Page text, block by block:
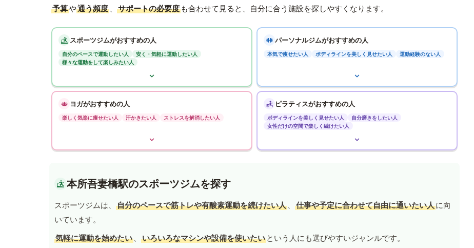
予算や通う頻度 、 サポートの必要度 も合わせて見ると、自分に合う施設を探しやすくなります。
スポーツジムがおすすめの人
自分のペースで運動したい人
安く・気軽に運動したい人
様々な運動をして楽しみたい人
パーソナルジムがおすすめの人
本気で痩せたい人 ボディラインを美しく見せたい人 運動経験のない人
ヨガがおすすめの人
楽しく気楽に痩せたい人 汗かきたい人 ストレスを解消したい人
ピラティスがおすすめの人
ボディラインを美しく見せたい人
自分磨きをしたい人
女性だけの空間で楽しく続けたい人
本所吾妻橋駅のスポーツジムを探す
スポーツジムは、 自分のペースで筋トレや有酸素運動を続けたい人 、 仕事や予定に合わせて自由に通いたい人に向
いています。
気軽に運動を始めたい 、 いろいろなマシンや設備を使いたい という人にも選びやすいジャンルです。